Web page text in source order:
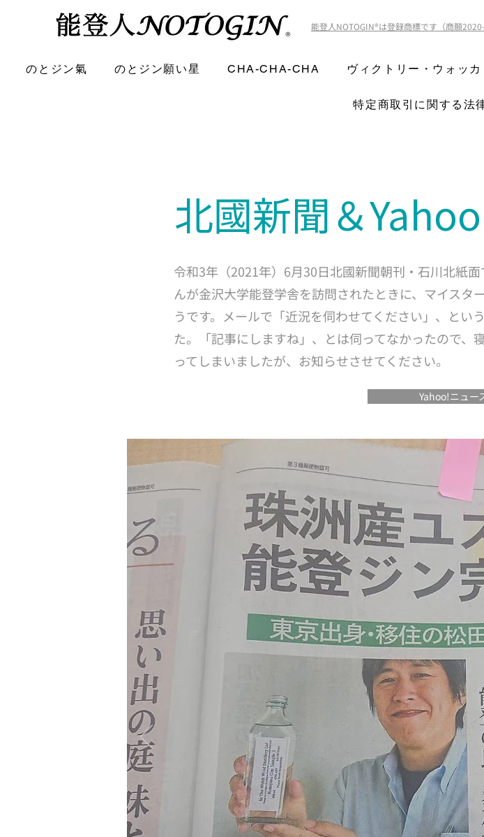
能登人NOTOGIN®️は登録商標です（商願2020-
のとジン氣 のとジン願い星 CHA-CHA-CHA ヴィクトリー・ウォッカ
特定商取引に関する法
北國新聞＆
令和3年（2021年）6月30日北國新聞朝刊・石川北紙
んが金沢大学能登学舎を訪問されたときに、マイス
うです。メールで「近況を伺わせてください」、とい
た。「記事にしますね」、とは伺ってなかったので、
ってしまいましたが、お知らせさせてください。
Yahoo!ニュ